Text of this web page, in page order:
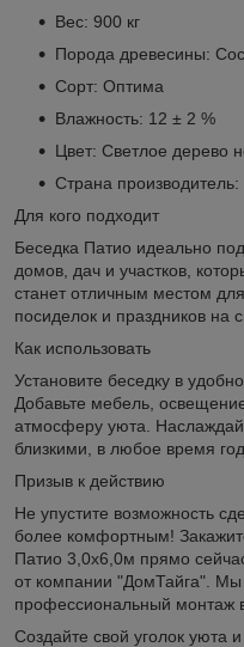
Вес: 900 кг
Порода древесины:
Сорт: Оптима
Влажность: 12 ± 2 %
Цвет: Светлое дерево
Страна
Для кого подходит
Беседка Патио идеально
домов, дач и участков,
станет отличным местом
посиделок и праздников на
Как использовать
Установите беседку в
Добавьте мебель,
атмосферу уюта.
близкими, в любое время
Призыв к действию
Не упустите возможность
более комфортным!
Патио 3,0х6,0м прямо
от компании "ДомТайга". Мы
профессиональный монтаж
Создайте свой уголок уюта